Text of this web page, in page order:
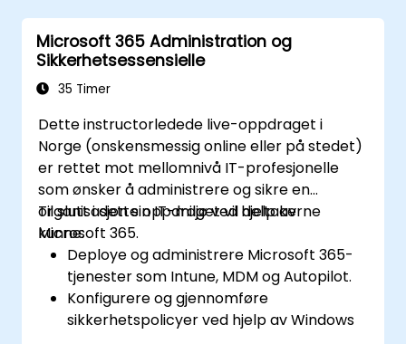
Microsoft 365 Administration og
Sikkerhetsessensielle
35 Timer
Dette instructorledede live-oppdraget i
Norge (onskensmessig online eller på stedet)
er rettet mot mellomnivå IT-profesjonelle
som ønsker å administrere og sikre en
organisasjon sin IT-miljø ved hjelp av
Microsoft 365.
Til slutt i dette oppdraget vil deltakerne
kunne:
Deploye og administrere Microsoft 365-
tjenester som Intune, MDM og Autopilot.
Konfigurere og gjennomføre
sikkerhetspolicyer ved hjelp av Windows